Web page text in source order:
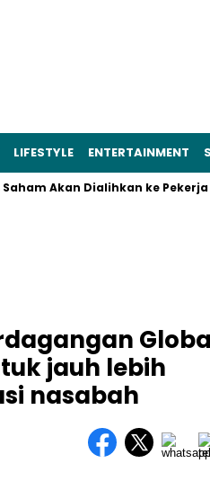
LIFESTYLE ENTERTAINMENT
Akan Dialihkan ke Pekerja
jauh lebih
nasabah